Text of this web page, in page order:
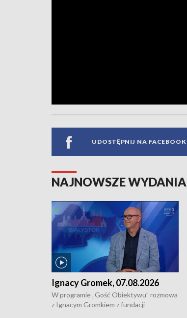
UDOSTĘPNIJ NA
NAJNOWSZE
Ignacy Gromek, 07.08.2026
W programie „Gość Obiektywu” rozmowa
z Ignacym Gromkiem z fundacji